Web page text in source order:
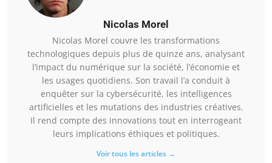
Nicolas Morel
Nicolas Morel couvre les transformations
technologiques depuis plus de quinze ans, analysant
l’impact du numérique sur la société, l’économie et
les usages quotidiens. Son travail l’a conduit à
enquêter sur la cybersécurité, les intelligences
artificielles et les mutations des industries créatives.
Il rend compte des innovations tout en interrogeant
leurs implications éthiques et politiques.
Voir tous les articles →